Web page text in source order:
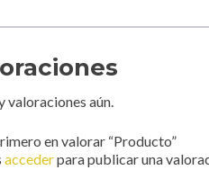
valoraciones aún.
en valorar “Producto”
accederpara publicar una